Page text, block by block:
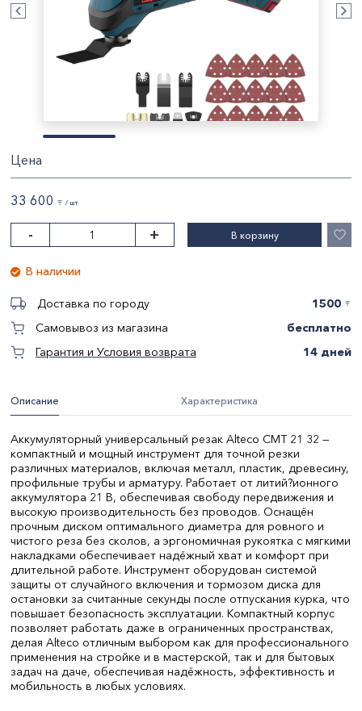
Описание Характеристика
Аккумуляторный универсальный резак Alteco СМТ 21 32 —
компактный и мощный инструмент для точной резки
различных материалов, включая металл, пластик, древесину,
профильные трубы и арматуру. Работает от литий?ионного
аккумулятора 21 В, обеспечивая свободу передвижения и
высокую производительность без проводов. Оснащён
прочным диском оптимального диаметра для ровного и
чистого реза без сколов, а эргономичная рукоятка с мягкими
накладками обеспечивает надёжный хват и комфорт при
длительной работе. Инструмент оборудован системой
защиты от случайного включения и тормозом диска для
остановки за считанные секунды после отпускания курка, что
повышает безопасность эксплуатации. Компактный корпус
позволяет работать даже в ограниченных пространствах,
делая Alteco отличным выбором как для профессионального
применения на стройке и в мастерской, так и для бытовых
задач на даче, обеспечивая надёжность, эффективность и
мобильность в любых условиях.
Цена
33 600 〒 / шт
- + В корзину
В наличии
Доставка по городу 1500 〒
Самовывоз из магазина
бесплатно
Гарантия и Условия возврата
14 дней